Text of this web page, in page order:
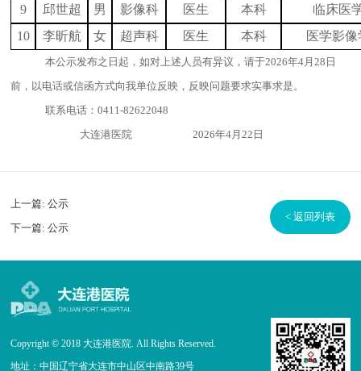
9
邱世超 男 影像科 医生 本科
临床医
10
李昕航 女 超声科 医生 本科 医学影像
本公示发布之日起，如对上述人员有异议，请于2026年4月28日
前，以电话或信函方式向我单位反映，反映问题要求实事求是。
联系电话：0411-82622048
大连港医院 2026年4月22日
上一篇:公示
下一篇:公示
< 返回列表
Copyright © 2018 大连港医院. All Rights Reserved.
地址：中国辽宁省大连市中山区中南路39号